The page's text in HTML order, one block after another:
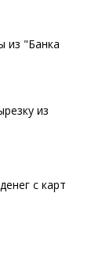
из "Банка
из
с карт